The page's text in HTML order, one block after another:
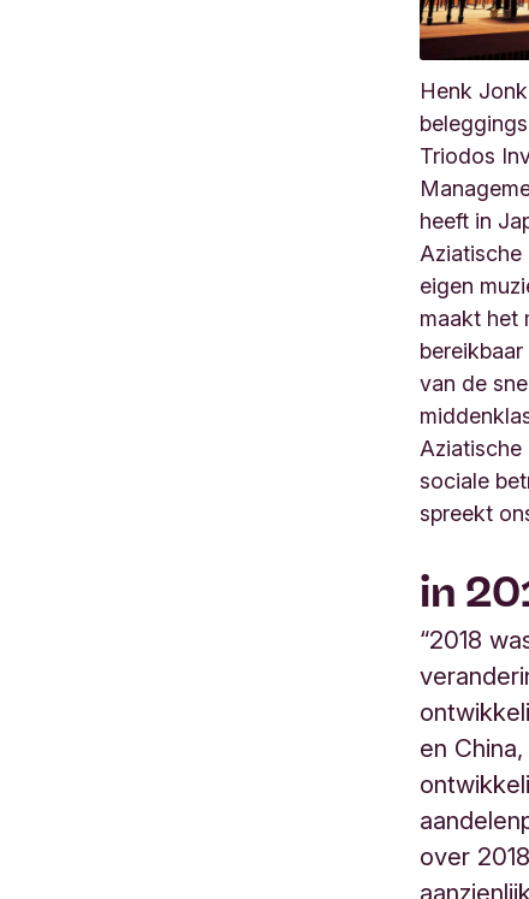
Henk
Triodos
heeft in
Aziatische
eigen
maakt het
van de
Aziatische
sociale
spreekt
in
“2018
en
over